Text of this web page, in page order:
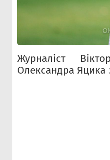
Журналіст
Олександра